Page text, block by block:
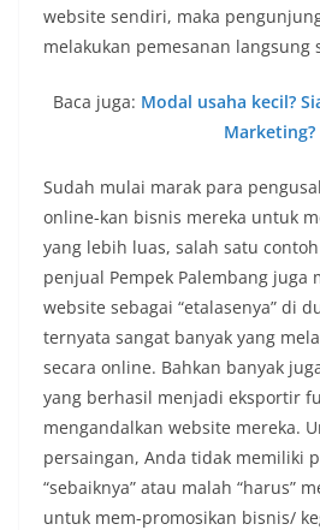
website sendiri, maka
melakukan pemesanan langsung
Baca juga: Modal usaha kecil?
Marketing?
Sudah mulai marak para
online-kan bisnis mereka untuk
yang lebih luas, salah satu
penjual Pempek Palembang juga
website sebagai “etalasenya” di
ternyata sangat banyak yang
secara online. Bahkan banyak
yang berhasil menjadi eksportir
mengandalkan website mereka.
persaingan, Anda tidak memiliki
“sebaiknya” atau malah “harus”
untuk mem-promosikan bisnis/